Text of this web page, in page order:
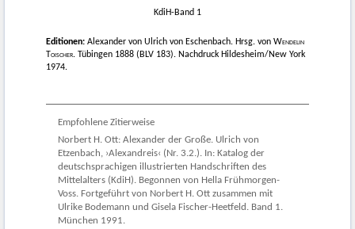
KdiH-Band 1
Editionen: Alexander von Ulrich von Eschenbach. Hrsg. von Wendelin
Toischer. Tübingen 1888 (BLV 183). Nachdruck Hildesheim/New York
1974.
Empfohlene Zitierweise
Norbert H. Ott: Alexander der Große. Ulrich von
Etzenbach, ›Alexandreis‹ (Nr. 3.2.). In: Katalog der
deutschsprachigen illustrierten Handschriften des
Mittelalters (KdiH). Begonnen von Hella Frühmorgen-
Voss. Fortgeführt von Norbert H. Ott zusammen mit
Ulrike Bodemann und Gisela Fischer-Heetfeld. Band 1.
München 1991.